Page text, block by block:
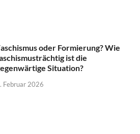
oder Formierung? Wie
ist die
Situation?
Februar 2026